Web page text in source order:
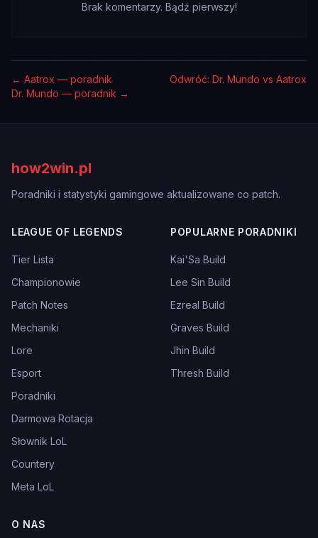
Brak komentarzy. Bądź pierwszy!
← Aatrox — poradnik
Odwróć: Dr. Mundo vs Aatrox
Dr. Mundo — poradnik →
how2win.pl
Poradniki i statystyki gamingowe aktualizowane co patch.
LEAGUE OF LEGENDS
Tier Lista
Championowie
Patch Notes
Mechaniki
Lore
Esport
Poradniki
Darmowa Rotacja
Słownik LoL
Countery
Meta LoL
POPULARNE PORADNIKI
Kai'Sa Build
Lee Sin Build
Ezreal Build
Graves Build
Jhin Build
Thresh Build
O NAS